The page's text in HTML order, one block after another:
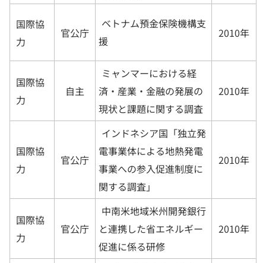
国際協
力
官公庁
ベトナム預金保険機構支
援
2010年
国際協
力
自主
ミャンマーにおける経
済・産業・金融の発展の
現状と課題に関する調査
2010年
国際協
力
官公庁
インドネシア国「独立発
電事業体による地熱発電
事業への参入促進制度に
関する調査」
2010年
国際協
力
官公庁
中南米地域米州開発銀行
と連携した省エネルギー
促進に係る研修
2010年